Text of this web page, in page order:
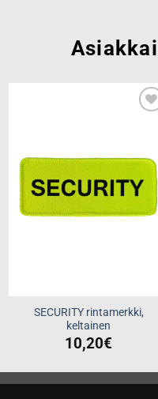
SECURITY rintamerkki,
keltainen
10,20€